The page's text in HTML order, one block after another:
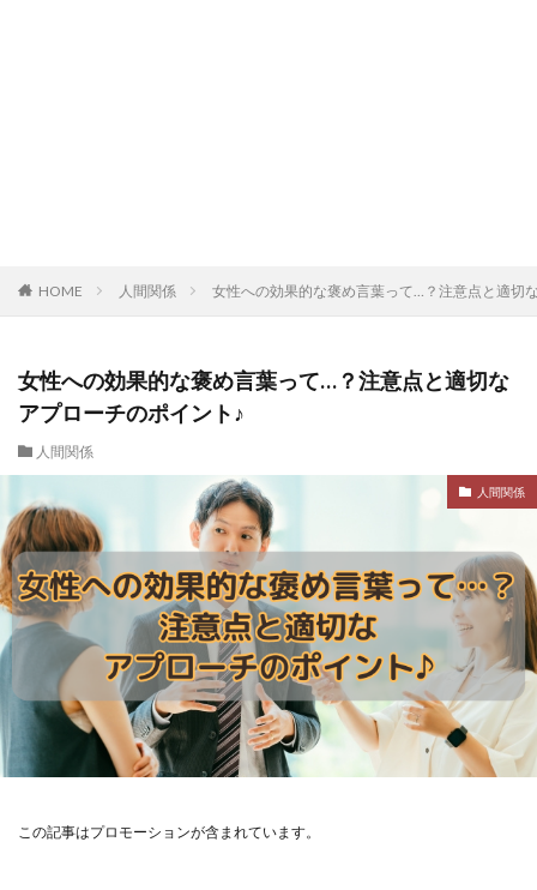
HOME 人間関係 女性への効果的な褒め言葉って…？注意点と適切
女性への効果的な褒め言葉って…？注意点と適切な
アプローチのポイント♪
人間関係
人間関係
この記事はプロモーションが含まれています。